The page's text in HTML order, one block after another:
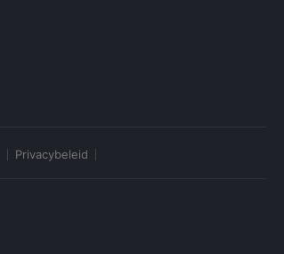
Privacybeleid